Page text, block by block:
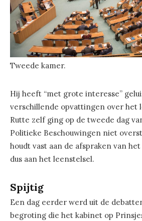
Tweede kamer.
Hij heeft “met grote interesse”
verschillende opvattingen over het
Rutte zelf ging op de tweede dag
Politieke Beschouwingen niet
houdt vast aan de afspraken van
dus aan het leenstelsel.
Spijtig
Een dag eerder werd uit de
begroting die het kabinet op